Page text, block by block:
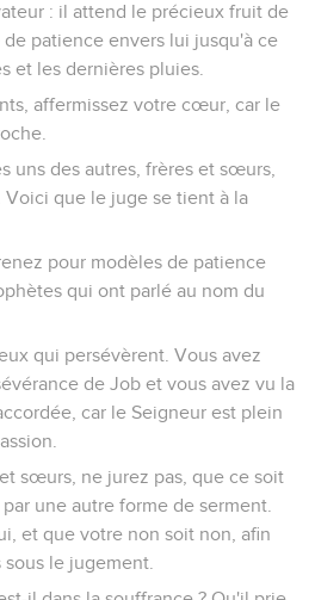
: il attend le précieux fruit de
patience envers lui jusqu'à ce
et les dernières pluies.
affermissez votre cœur, car le
uns des autres, frères et sœurs,
Voici que le juge se tient à la
pour modèles de patience
qui ont parlé au nom du
qui persévèrent. Vous avez
de Job et vous avez vu la
car le Seigneur est plein
sœurs, ne jurez pas, que ce soit
une autre forme de serment.
et que votre non soit non, afin
le jugement.